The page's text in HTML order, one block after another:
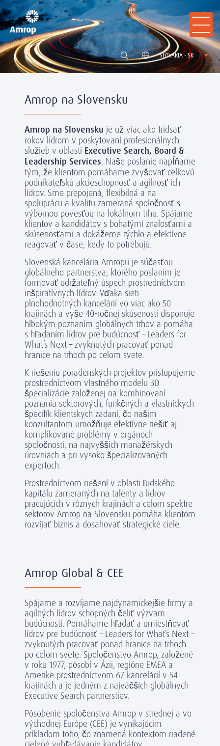
SLOVAKIA - SK
Amrop na Slovensku
Amrop na Slovensku je už viac ako tridsať
rokov lídrom v poskytovaní profesionálnych
služieb v oblasti Executive Search, Board &
Leadership Services. Naše poslanie napĺňame
tým, že klientom pomáhame zvyšovať celkovú
podnikateľskú akcieschopnosť a agilnosť ich
lídrov. Sme prepojená, flexibilná a na
spoluprácu a kvalitu zameraná spoločnosť s
výbornou povesťou na lokálnom trhu. Spájame
klientov a kandidátov s bohatými znalosťami a
skúsenosťami a dokážeme rýchlo a efektívne
reagovať v čase, kedy to potrebujú.
Slovenská kancelária Amropu je súčasťou
globálneho partnerstva, ktorého poslaním je
formovať udržateľný úspech prostredníctvom
inšpiratívnych lídrov. Vďaka sieti
plnohodnotných kancelárií vo viac ako 50
krajinách a vyše 40-ročnej skúsenosti disponuje
hlbokým poznaním globálnych trhov a pomáha
s hľadaním lídrov pre budúcnosť – Leaders for
What’s Next – zvyknutých pracovať ponad
hranice na trhoch po celom svete.
K riešeniu poradenských projektov pristupujeme
prostredníctvom vlastného modelu 3D
špecializácie založenej na kombinovaní
poznania sektorových, funkčných a vlastníckych
špecifík klientskych zadaní, čo našim
konzultantom umožňuje efektívne riešiť aj
komplikované problémy v orgánoch
spoločnosti, na najvyšších manažérskych
úrovniach a pri vysoko špecializovaných
expertoch.
Prostredníctvom riešení v oblasti ľudského
kapitálu zameraných na talenty a lídrov
pracujúcich v rôznych krajinách a celom spektre
sektorov Amrop na Slovensku pomáha klientom
rozvíjať biznis a dosahovať strategické ciele.
Amrop Global & CEE
Spájame a rozvíjame najdynamickejšie firmy a
agilných lídrov schopných čeliť výzvam
budúcnosti. Pomáhame hľadať a umiestňovať
lídrov pre budúcnosť – Leaders for What’s Next –
zvyknutých pracovať ponad hranice na trhoch
po celom svete. Spoločenstvo Amrop, založené
v roku 1977, pôsobí v Ázii, regióne EMEA a
Amerike prostredníctvom 67 kancelárií v 54
krajinách a je jedným z najväčších globálnych
Executive Search partnerstiev.
Pôsobenie spoločenstva Amrop v strednej a vo
východnej Európe (CEE) je vynikajúcim
príkladom toho, čo znamená kontextom riadené